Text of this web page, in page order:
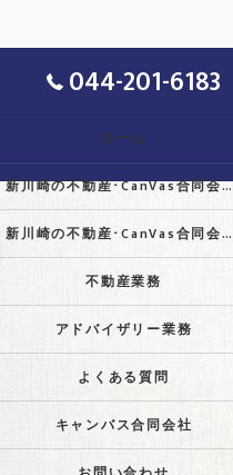
044-201-6183
ホーム
新川崎の不動産･CanVas合同会社の口コミ情報
新川崎の不動産･CanVas合同会社のお客様の声
不動産業務
アドバイザリー業務
よくある質問
キャンバス合同会社